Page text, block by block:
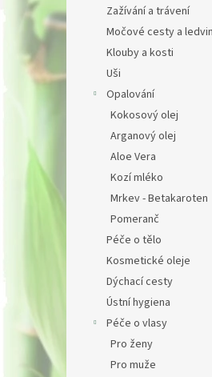
Zažívání a trávení
Močové cesty a
Klouby a kosti
Uši
Opalování
Kokosový olej
Arganový olej
Aloe Vera
Kozí mléko
Mrkev - Betakaroten
Pomeranč
Péče o tělo
Kosmetické oleje
Dýchací cesty
Ústní hygiena
Péče o vlasy
Pro ženy
Pro muže